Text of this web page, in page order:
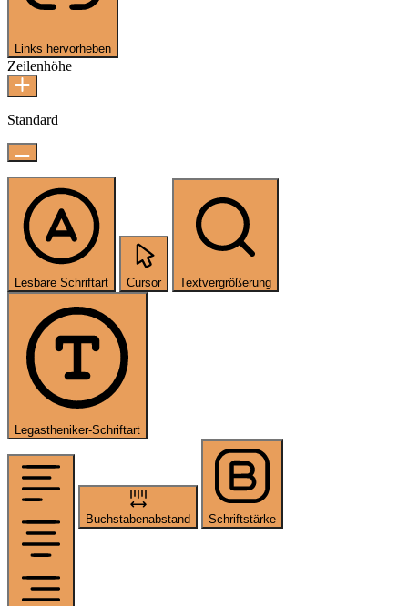
Links hervorheben
Zeilenhöhe
Standard
Lesbare Schriftart Cursor Textvergrößerung
Legastheniker-Schriftart
Buchstabenabstand Schriftstärke